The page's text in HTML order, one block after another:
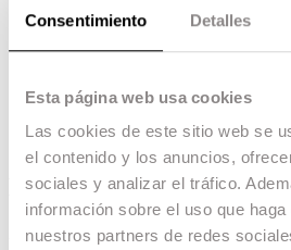
Consentimiento Detalles
Esta página web usa cookies
Las cookies de este sitio web se
el contenido y los anuncios,
sociales y analizar el tráfico.
información sobre el uso que
nuestros partners de redes
El rey de la semana
20.03.24 -